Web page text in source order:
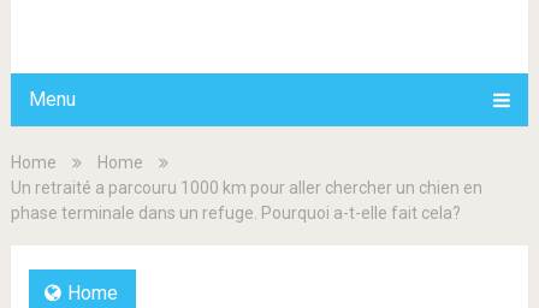
Menu
Home
Home
Un retraité a parcouru 1000 km pour aller chercher un chien en
phase terminale dans un refuge. Pourquoi a-t-elle fait cela?
Home